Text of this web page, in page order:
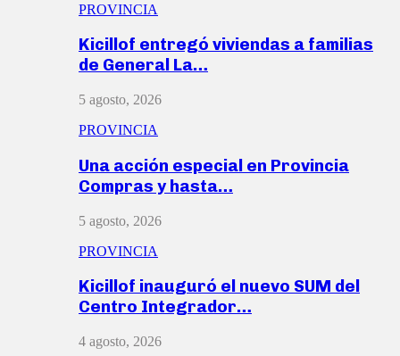
PROVINCIA
Kicillof entregó viviendas a familias
de General La…
5 agosto, 2026
PROVINCIA
Una acción especial en Provincia
Compras y hasta…
5 agosto, 2026
PROVINCIA
Kicillof inauguró el nuevo SUM del
Centro Integrador…
4 agosto, 2026